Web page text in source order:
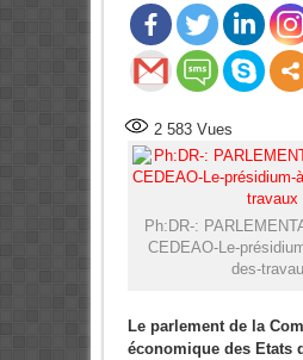
2 583Vues
Ph:DR-:
CEDEAO-Le-
des-
Le parlement de la
économique des Etats